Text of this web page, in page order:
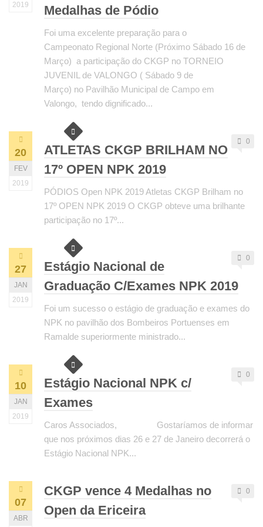
2019
Medalhas de Pódio
Foi uma excelente preparação para o
Campeonato Regional Norte (Próximo Sábado 16 de
Março) a participação do CKGP no TORNEIO
JUVENIL de VALONGO ( Sábado 9 de
Março) no Pavilhão Municipal de Campo em
Valongo, tendo dignificado...
20
FEV
2019
0
ATLETAS CKGP BRILHAM NO
17º OPEN NPK 2019
PÓDIOS Open NPK 2019 Atletas CKGP Brilham no
17º OPEN NPK 2019 O CKGP obteve uma brilhante
participação no 17º...
27
JAN
2019
0
Estágio Nacional de
Graduação C/Exames NPK 2019
Foi um sucesso o estágio de graduação e exames do
NPK no pavilhão dos Bombeiros Portuenses em
Ramalde superiormente ministrado...
10
JAN
2019
0
Estágio Nacional NPK c/
Exames
Caros Associados, Gostaríamos de informar
que nos próximos dias 26 e 27 de Janeiro decorrerá o
Estágio Nacional NPK...
07
ABR
0
CKGP vence 4 Medalhas no
Open da Ericeira